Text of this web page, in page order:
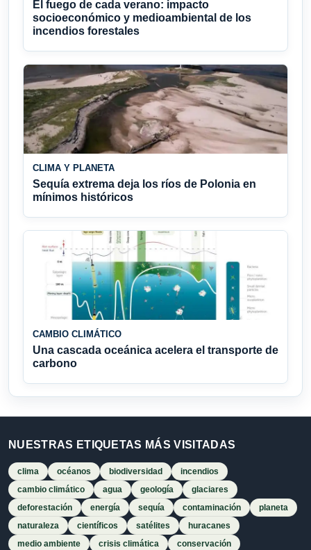
El fuego de cada verano: impacto
socioeconómico y medioambiental de los
incendios forestales
CLIMA Y PLANETA
Sequía extrema deja los ríos de Polonia en
mínimos históricos
CAMBIO CLIMÁTICO
Una cascada oceánica acelera el transporte de
carbono
NUESTRAS ETIQUETAS MÁS VISITADAS
clima océanos biodiversidad
incendios
cambio climático
agua geología
glaciares
deforestación
energía sequía contaminación
planeta
naturaleza
científicos satélites
huracanes
medio ambiente
crisis climática
conservación